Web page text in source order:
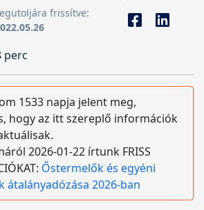
frissítve:
perc
1533 napja jelent meg,
hogy az itt szereplő információk
2026-01-22 írtunk FRISS
Őstermelők és egyéni
átalányadózása 2026-ban